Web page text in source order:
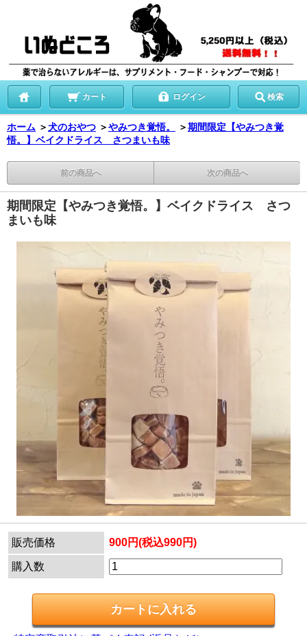
カート ログイン 検索
ホーム ＞犬のおやつ ＞やみつき覚悟。 ＞期間限定【やみつき覚
悟。】ベイクドライス さつまいも味
前の商品へ 次の商品へ
期間限定【やみつき覚悟。】ベイクドライス さつ
まいも味
販売価格 900円(税込990円)
購入数